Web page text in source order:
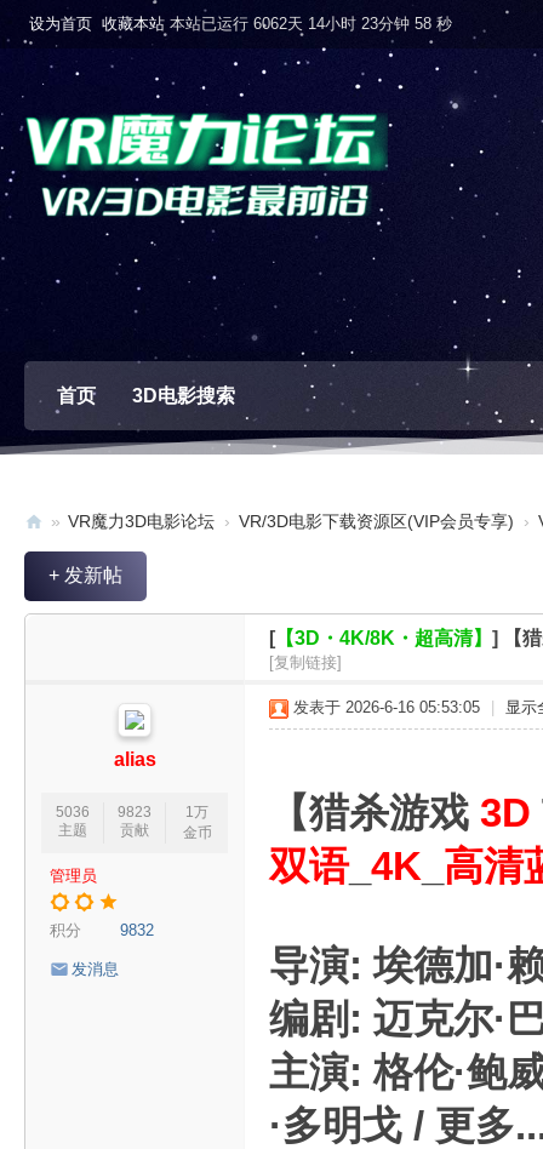
设为首页 收藏本站 本站已运行 6062天 14小时 23分钟 59 秒
首页 3D电影搜索
V
» VR魔力3D电影论坛 › VR/3D电影下载资源区(VIP会员专享) ›
+ 发新帖
[【3D・4K/8K・超高清】 ] 【
[复制链接]
alias
5036
主题
9823
贡献
1万
金币
管理员
积分 9832
发消息
发表于 2026-6-16 05:53:05 显示
【猎杀游戏 3D
双语_ 4K 高清
导演: 埃德加·
编剧: 迈克尔·
主演: 格伦·鲍
·多明戈 / 更多